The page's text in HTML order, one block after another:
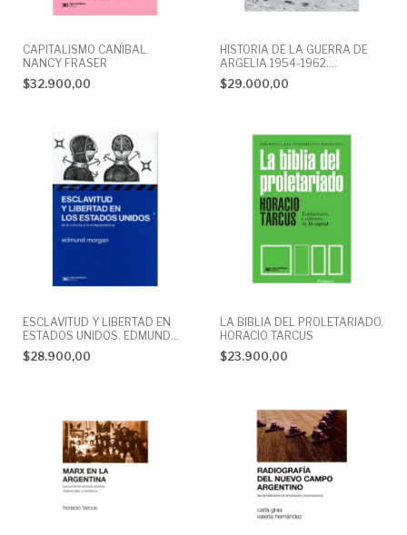
CAPITALISMO CANÍBAL.
NANCY FRASER
$32.900,00
HISTORIA DE LA GUERRA DE
ARGELIA 1954-1962.
BENJAMIN STORA
$29.000,00
ESCLAVITUD Y LIBERTAD EN
ESTADOS UNIDOS. EDMUND
MORGAN
$28.900,00
LA BIBLIA DEL PROLETARIADO.
HORACIO TARCUS
$23.900,00